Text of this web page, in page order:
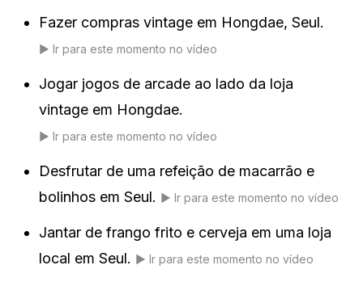
Fazer compras vintage em Hongdae, Seul.
▶️ Ir para este momento no vídeo
Jogar jogos de arcade ao lado da loja
vintage em Hongdae.
▶️ Ir para este momento no vídeo
Desfrutar de uma refeição de macarrão e
bolinhos em Seul. ▶️ Ir para este momento no vídeo
Jantar de frango frito e cerveja em uma loja
local em Seul. ▶️ Ir para este momento no vídeo